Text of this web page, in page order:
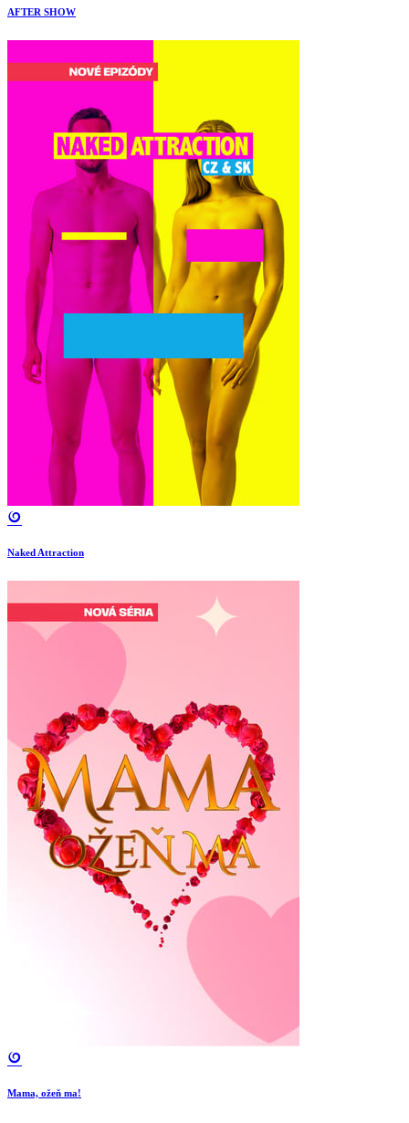
AFTER SHOW
Naked Attraction
Mama, ožeň ma!